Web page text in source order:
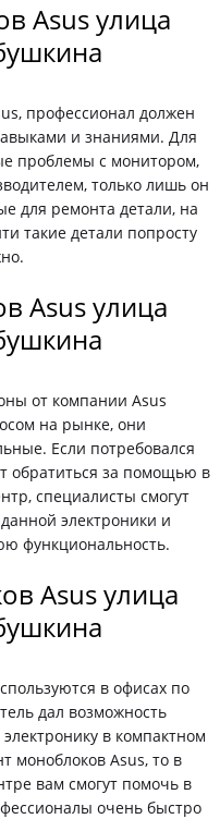
Asus улица
профессионал должен
и знаниями. Для
проблемы с монитором,
только лишь он
для ремонта детали, на
такие детали попросту
Asus улица
от компании Asus
на рынке, они
Если потребовался
обратиться за помощью в
специалисты смогут
электроники и
функциональность.
Asus улица
в офисах по
дал возможность
в компактном
моноблоков Asus, то в
вам смогут помочь в
очень быстро